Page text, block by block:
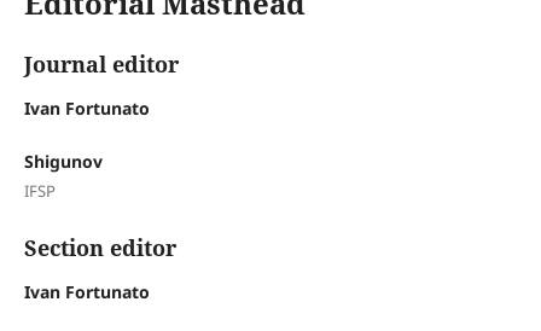
Journal editor
Ivan Fortunato
Shigunov
IFSP
Section editor
Ivan Fortunato